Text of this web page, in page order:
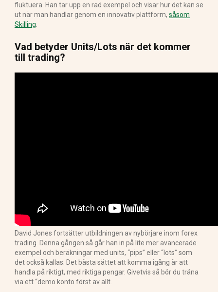
fluktuera. Han tar upp en rad exempel och visar hur det kan se
ut när man handlar genom en innovativ plattform, såsom
Skilling
Vad betyder Units/Lots när det kommer
till trading?
David Jones fortsätter utbildningen av nybörjare inom forex
trading. Denna gången så går han in på lite mer avancerade
exempel och beräkningar med units, “pips” eller “lots” som
det också kallas. Det bästa sättet att komma igång är att
handla på riktigt, med riktiga pengar. Givetvis så bör du träna
via ett “demo konto först av allt.